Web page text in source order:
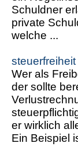
Schuldner
private
welche ...
Wer als
der sollte
er wirklich
Ein Beispiel